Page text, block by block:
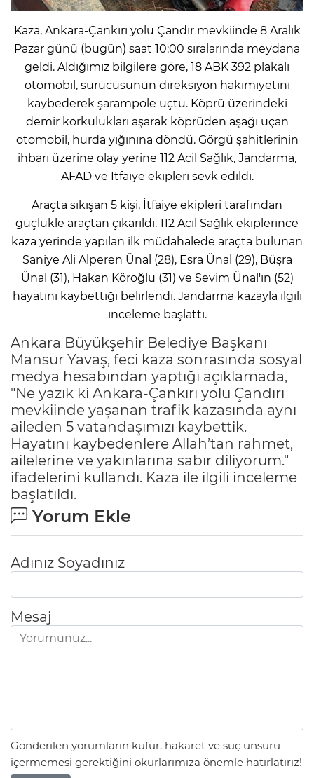
Kaza, Ankara-Çankırı yolu Çandır mevkiinde 8 Aralık
Pazar günü (bugün) saat 10:00 sıralarında meydana
geldi. Aldığımız bilgilere göre, 18 ABK 392 plakalı
otomobil, sürücüsünün direksiyon hakimiyetini
kaybederek şarampole uçtu. Köprü üzerindeki
demir korkulukları aşarak köprüden aşağı uçan
otomobil, hurda yığınına döndü. Görgü şahitlerinin
ihbarı üzerine olay yerine 112 Acil Sağlık, Jandarma,
AFAD ve İtfaiye ekipleri sevk edildi.
Araçta sıkışan 5 kişi, İtfaiye ekipleri tarafından
güçlükle araçtan çıkarıldı. 112 Acil Sağlık ekiplerince
kaza yerinde yapılan ilk müdahalede araçta bulunan
Saniye Ali Alperen Ünal (28), Esra Ünal (29), Büşra
Ünal (31), Hakan Köroğlu (31) ve Sevim Ünal'ın (52)
hayatını kaybettiği belirlendi. Jandarma kazayla ilgili
inceleme başlattı.
Ankara Büyükşehir Belediye Başkanı
Mansur Yavaş, feci kaza sonrasında sosyal
medya hesabından yaptığı açıklamada,
"Ne yazık ki Ankara-Çankırı yolu Çandırı
mevkiinde yaşanan trafik kazasında aynı
aileden 5 vatandaşımızı kaybettik.
Hayatını kaybedenlere Allah’tan rahmet,
ailelerine ve yakınlarına sabır diliyorum."
ifadelerini kullandı. Kaza ile ilgili inceleme
başlatıldı.
Yorum Ekle
Adınız Soyadınız
Mesaj
Gönderilen yorumların küfür, hakaret ve suç unsuru
içermemesi gerektiğini okurlarımıza önemle hatırlatırız!